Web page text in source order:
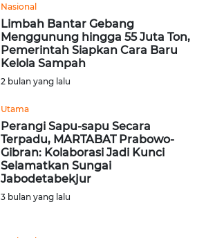
Nasional
Limbah Bantar Gebang
Menggunung hingga 55 Juta Ton,
Pemerintah Siapkan Cara Baru
Kelola Sampah
2 bulan yang lalu
Utama
Perangi Sapu-sapu Secara
Terpadu, MARTABAT Prabowo-
Gibran: Kolaborasi Jadi Kunci
Selamatkan Sungai
Jabodetabekjur
3 bulan yang lalu